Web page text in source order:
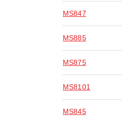
MS847
MS885
MS875
MS8101
MS845